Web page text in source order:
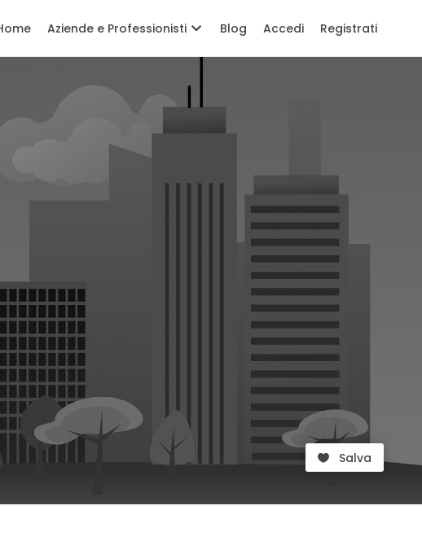
Aziende e Professionisti Blog Accedi Registrati
Salva